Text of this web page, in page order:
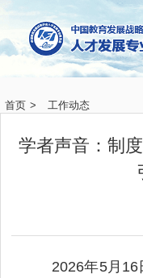
首页 > 工作动态
学者声音：制度
2026年5月16日